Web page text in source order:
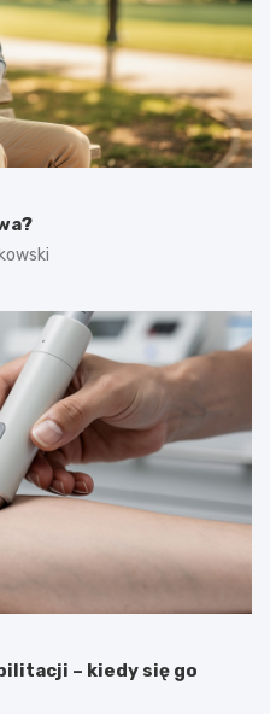
– kiedy się go